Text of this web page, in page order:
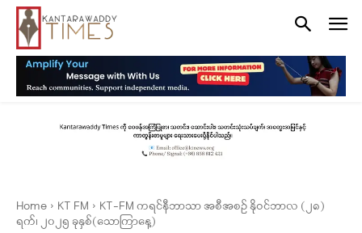
Home KT FM
KT-FM ကရင်နီဘာသာ အစီအစဉ် နိုဝင်ဘာလ (၂၈)
ရက်၊ ၂၀၂၅ ခုနှစ်(သောကြာနေ့)